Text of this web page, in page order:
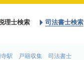
理士検索 司法書士検索
寺駅 戸籍収集 司法書士